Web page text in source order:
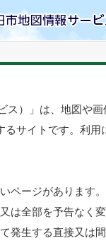
ス）」は、地図や
サイトです。利
ページがあります。
は全部を予告なく
発生する直接又は